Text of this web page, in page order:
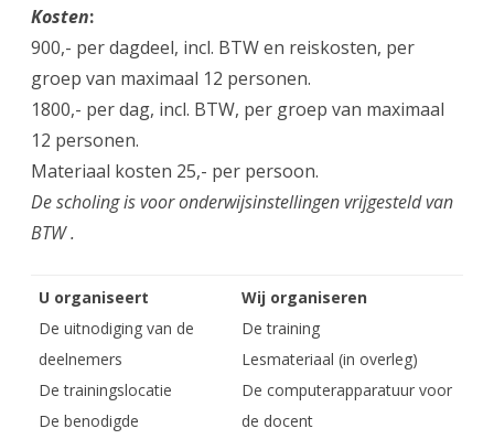
Kosten:
900,- per dagdeel, incl. BTW en reiskosten, per
groep van maximaal 12 personen.
1800,- per dag, incl. BTW, per groep van maximaal
12 personen.
Materiaal kosten 25,- per persoon.
De scholing is voor onderwijsinstellingen vrijgesteld van
BTW .
U organiseert
De uitnodiging van de
deelnemers
De trainingslocatie
De benodigde
Wij organiseren
De training
Lesmateriaal (in overleg)
De computerapparatuur voor
de docent